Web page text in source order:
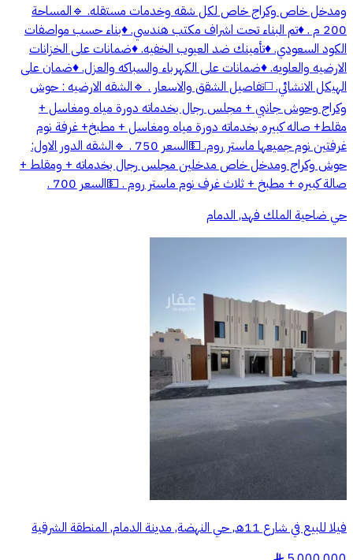
ومدخل خاص وكراج خاص لكل شقه وخدمات مستقله. 🔹المساحة
200 م . ♦️تم البناء تحت اشراف مكتب هندسي. ♦️بناء حسب مواصفات
الكود السعودي. ♦️تأمينك ضد العيوب الخفيه. ♦️ضمانات على الخزانات
الارضيه والعلويه. ♦️ضمانات على الكهرباء والسباكه والعزل. ♦️ضمان على
الهيكل الانشائي. ◻️تفاصيل الشقق والاسعار . 🔹الشقه الارضيه : حوش
وكراج وحوش جانبي + مجلس رجال بخدماته دورة مياه ومغاسل +
مقلط+ صاله كبيره بخدماته دورة مياه ومغاسل + مطبخ+ غرفة نوم
غرفتين نوم جميعها ماستر روم. 💵السعر 750 . 🔹الشقه الدور الاول:
حوش وكراج ومدخل خاص مدخلين مجلس رجال بخدماته + ومقلط +
صالة كبيره + مطبخ + ثلاث غرف نوم ماستر روم . 💵السعر 700 .
حي ضاحية الملك فهد, الدمام
فيلا للبيع في شارع 11هـ, حي النهضة, مدينة الدمام, المنطقة الشرقية